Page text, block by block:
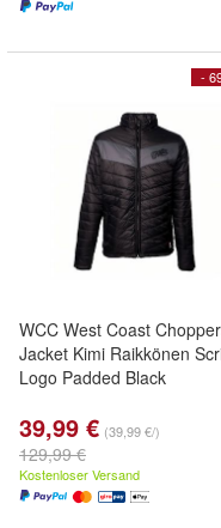
-
WCC West Coast
Jacket Kimi Raikkönen
Logo Padded Black
39,99 € (39,99 €/)
129,99 €
Kostenloser Versand